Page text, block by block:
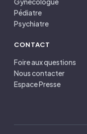
Pédiatre
Psychiatre
CONTACT
Foire aux questions
Nous contacter
Espace Presse